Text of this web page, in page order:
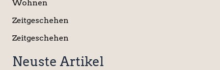
Wohnen
Zeitgeschehen
Zeitgeschehen
Neuste Artikel